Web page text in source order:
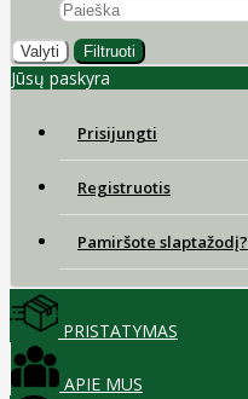
Valyti Filtruoti
Jūsų paskyra
Prisijungti
Registruotis
Pamiršote slaptažodį?
PRISTATYMAS
APIE MUS